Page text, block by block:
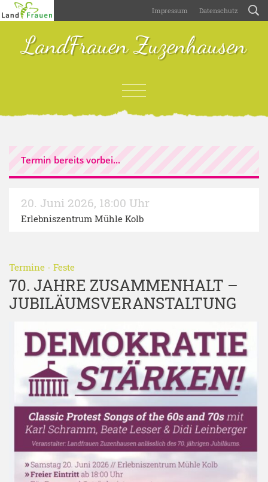
Impressum Datenschutz
LandFrauen Zuzenhausen
Termin bereits vorbei...
20. Juni 2026, 18:00 Uhr
Erlebniszentrum Mühle Kolb
Termine - Feste
70. JAHRE ZUSAMMENHALT –
JUBILÄUMSVERANSTALTUNG